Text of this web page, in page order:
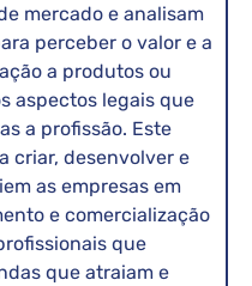
mercado e analisam
perceber o valor e a
a produtos ou
aspectos legais que
a profissão. Este
criar, desenvolver e
as empresas em
e comercialização
que
que atraiam e